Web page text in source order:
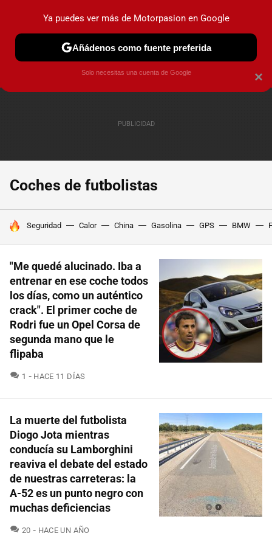
PRUEBAS COCHES ELÉCTRICOS OBSERVATORIO
Coches de futbolistas
HOY SE HABLA DE
Seguridad Calor China Gasolina GPS BMW
"Me quedé alucinado. Iba a
entrenar en ese coche todos
los días, como un auténtico
crack". El primer coche de
Rodri fue un Opel Corsa de
segunda mano que le
flipaba
1 COMENTARIOS
HACE 11 DÍAS
La muerte del futbolista
Diogo Jota mientras
conducía su Lamborghini
reaviva el debate del estado
de nuestras carreteras: la
A-52 es un punto negro con
muchas deficiencias
20 COMENTARIOS
HACE UN AÑO
×
Ya puedes ver más de Motorpasion en Google
Añádenos como fuente preferida
Solo necesitas una cuenta de Google